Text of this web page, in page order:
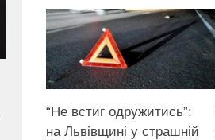
“Не встиг одружитись”:
на Львівщині у страшній